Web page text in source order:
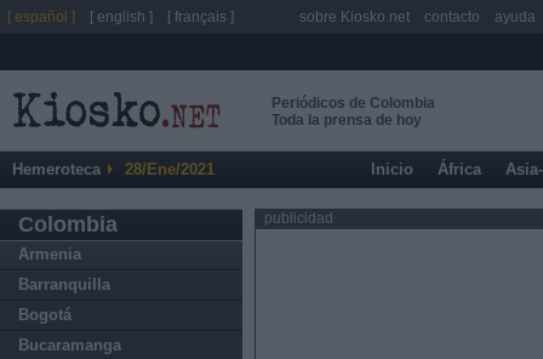
Periódicos de Colombia
Toda la prensa de hoy
Hemeroteca 28/Ene/2021 Inicio África
Colombia
Armenia
Barranquilla
Bogotá
Bucaramanga
publicidad
[ español ] [ english ] [ français ] sobre Kiosko.net contacto ayuda